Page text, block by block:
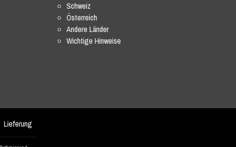
Schweiz
Österreich
Andere Länder
Wichtige Hinweise
Lieferung